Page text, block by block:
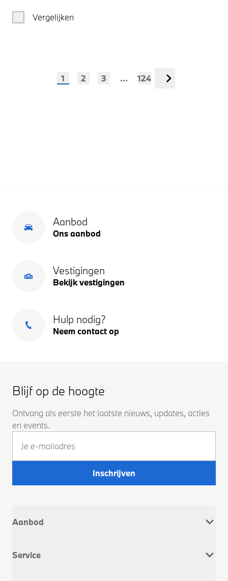
Vergelijken
1 2 3 ... 124 Volgende
Aanbod
Ons aanbod
Vestigingen
Bekijk vestigingen
Hulp nodig?
Neem contact op
Blijf op de hoogte
Ontvang als eerste het laatste nieuws, updates, acties
en events.
Inschrijven
Aanbod
Occasions
Service